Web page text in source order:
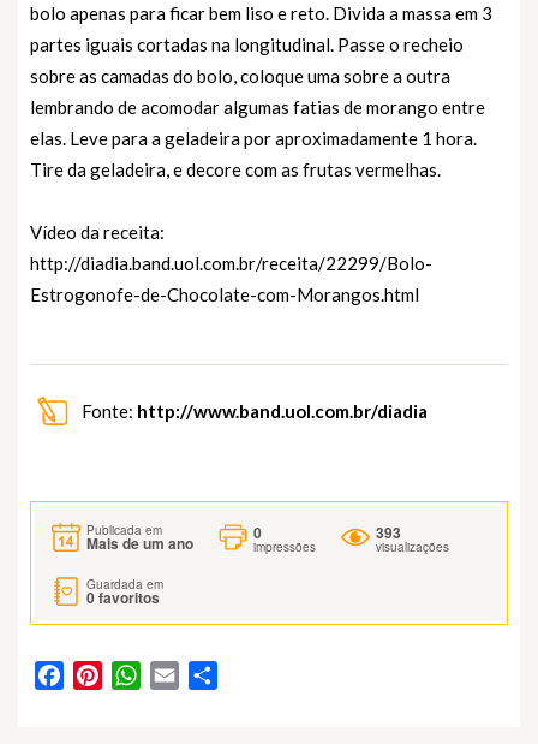
bolo apenas para ficar bem liso e reto. Divida a massa em 3
partes iguais cortadas na longitudinal. Passe o recheio
sobre as camadas do bolo, coloque uma sobre a outra
lembrando de acomodar algumas fatias de morango entre
elas. Leve para a geladeira por aproximadamente 1 hora.
Tire da geladeira, e decore com as frutas vermelhas.
Vídeo da receita:
http://diadia.band.uol.com.br/receita/22299/Bolo-
Estrogonofe-de-Chocolate-com-Morangos.html
Fonte: http://www.band.uol.com.br/diadia
Publicada em
Mais de um ano
0
impressões
393
visualizações
Guardada em
0favoritos
FacebookPinterestWhatsApp
Email